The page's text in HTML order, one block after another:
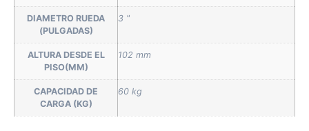
DIAMETRO RUEDA
(PULGADAS)
3 "
ALTURA DESDE EL
PISO(MM)
102 mm
CAPACIDAD DE
CARGA (KG)
60 kg